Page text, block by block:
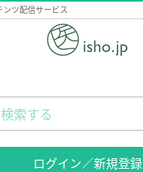
ツ配信サービス
ログイン／新規登録